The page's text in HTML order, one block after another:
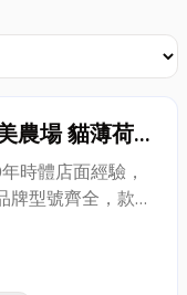
農場 貓薄荷
ODM OEM
時體店面經驗，
牌型號齊全，款
路購物時，一樣